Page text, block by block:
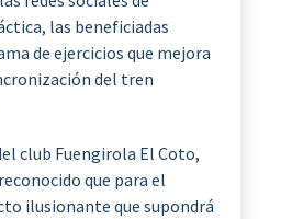
las beneficiadas
de ejercicios que mejora
del tren
club Fuengirola El Coto,
que para el
ilusionante que supondrá